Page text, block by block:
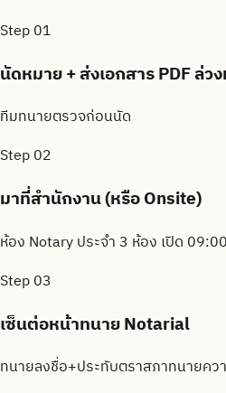
Step01
นัดหมาย + ส่งเอกสาร PDF ล่ว
ทีมทนายตรวจก่อนนัด
Step02
มาที่สำนักงาน (หรือ Onsite)
ห้อง Notary ประจำ 3 ห้อง เปิด
Step03
เซ็นต่อหน้าทนาย Notarial
ทนายลงชื่อ+ประทับตราสภาทนายคว